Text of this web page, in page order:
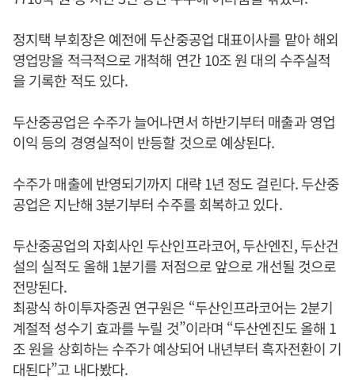
정지택 부회장은 예전에 두산중공업 대표이사를 맡아 해외
영업망을 적극적으로 개척해 연간 10조 원 대의 수주실적
을 기록한 적도 있다.
두산중공업은 수주가 늘어나면서 하반기부터 매출과 영업
이익 등의 경영실적이 반등할 것으로 예상된다.
수주가 매출에 반영되기까지 대략 1년 정도 걸린다. 두산중
공업은 지난해 3분기부터 수주를 회복하고 있다.
두산중공업의 자회사인 두산인프라코어, 두산엔진, 두산건
설의 실적도 올해 1분기를 저점으로 앞으로 개선될 것으로
전망된다.
최광식 하이투자증권 연구원은 “두산인프라코어는 2분기
계절적 성수기 효과를 누릴 것”이라며 “두산엔진도 올해 1
조 원을 상회하는 수주가 예상되어 내년부터 흑자전환이 기
대된다”고 내다봤다.